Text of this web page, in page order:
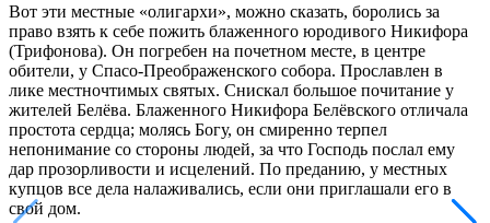
Вот эти местные «олигархи», можно сказать, боролись за
право взять к себе пожить блаженного юродивого Никифора
(Трифонова). Он погребен на почетном месте, в центре
обители, у Спасо-Преображенского собора. Прославлен в
лике местночтимых святых. Снискал большое почитание у
жителей Белёва. Блаженного Никифора Белёвского отличала
простота сердца; молясь Богу, он смиренно терпел
непонимание со стороны людей, за что Господь послал ему
дар прозорливости и исцелений. По преданию, у местных
купцов все дела налаживались, если они приглашали его в
свой дом.